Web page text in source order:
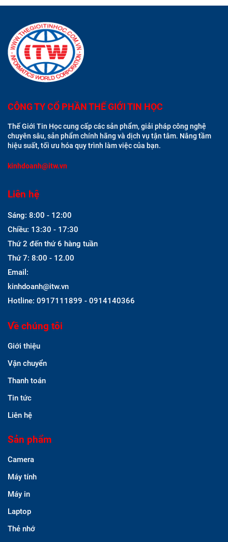
CÔNG TY CỔ PHẦN THẾ GIỚI TIN HỌC
Thế Giới Tin Học cung cấp các sản phẩm, giải pháp công nghệ
chuyên sâu, sản phẩm chính hãng và dịch vụ tận tâm. Nâng tầm
hiệu suất, tối ưu hóa quy trình làm việc của bạn.
kinhdoanh@itw.vn
Liên hệ
Sáng: 8:00 - 12:00
Chiều: 13:30 - 17:30
Thứ 2 đến thứ 6 hàng tuần
Thứ 7: 8:00 - 12.00
Email:
kinhdoanh@itw.vn
Hotline: 0917111899 - 0914140366
Về chúng tôi
Giới thiệu
Vận chuyển
Thanh toán
Tin tức
Liên hệ
Sản phẩm
Camera
Máy tính
Máy in
Laptop
Thẻ nhớ